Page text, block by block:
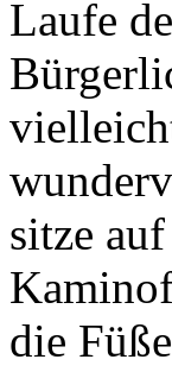
Laufe
sitze
die